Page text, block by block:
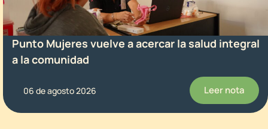
Punto Mujeres vuelve a acercar la salud integral
a la comunidad
06 de agosto 2026 Leer nota